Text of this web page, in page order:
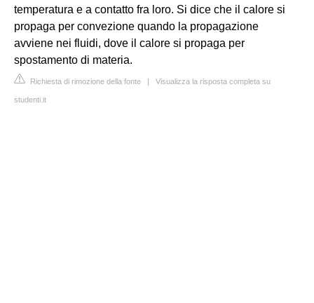
temperatura e a contatto fra loro. Si dice che il calore si
propaga per convezione quando la propagazione
avviene nei fluidi, dove il calore si propaga per
spostamento di materia.
Richiesta di rimozione della fonte | Visualizza la risposta completa su
studenti.it